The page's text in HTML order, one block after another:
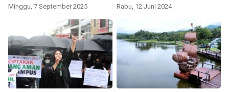
Minggu, 7 September 2025 Rabu, 12 Juni 2024